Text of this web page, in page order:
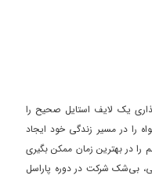
یک لایف استایل صحیح را
را در مسیر زندگی خود ایجاد
در بهترین زمان ممکن بگیری
بی‌شک شرکت در دوره پاراسل